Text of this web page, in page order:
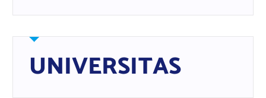
UNIVERSITAS